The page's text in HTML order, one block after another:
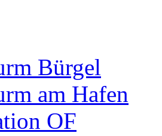
Bürgel
am Hafen
OF